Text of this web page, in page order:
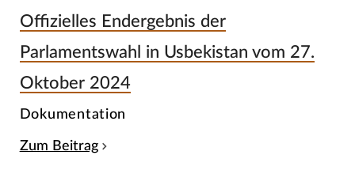
Offizielles Endergebnis der
Parlamentswahl in Usbekistan vom 27.
Oktober 2024
Dokumentation
Zum Beitrag